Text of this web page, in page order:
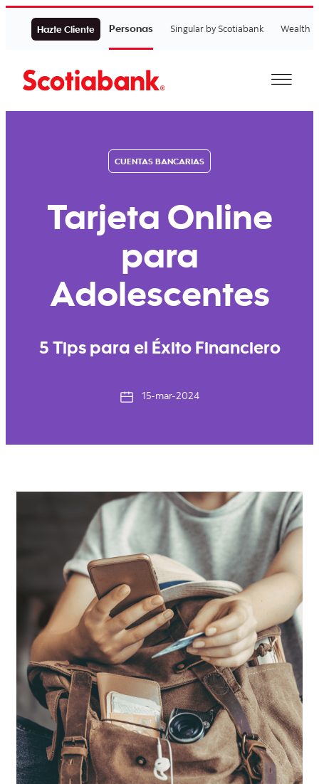
Hazte Cliente Personas Singular by Scotiabank Wealth
CUENTAS BANCARIAS
Tarjeta Online
para
Adolescentes
5 Tips para el Éxito Financiero
15-mar-2024